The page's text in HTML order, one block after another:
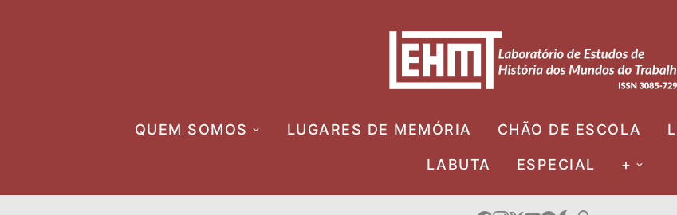
QUEM SOMOS LUGARES DE MEMÓRIA CHÃO DE ESCOLA
LABUTA ESPECIAL +